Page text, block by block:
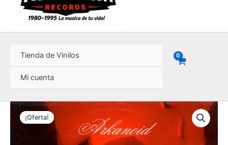
Tienda de Vinilos
Mi cuenta
¡Oferta!